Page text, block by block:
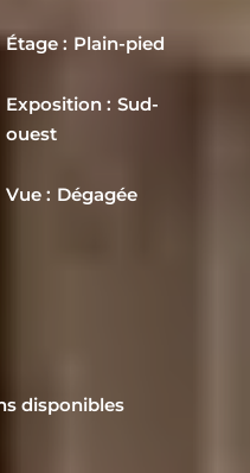
Étage Plain-pied
Exposition
Sud-
ouest
Vue Dégagée
disponibles